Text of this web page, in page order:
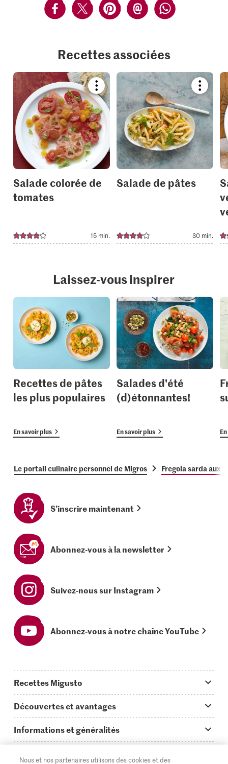
Recettes associées
Bookmark
recipe
or
add
it
to
your
collections.
Salade colorée de
tomates
15 min.
recipe
or
add
it
to
your
Salade de pâtes
30 min.
Laissez-vous inspirer
Recettes de pâtes
les plus populaires
En savoir plus
Salades d'été
(d)étonnantes!
En savoir plus
Le portail culinaire personnel de Migros Fregola sarda aux
S’inscrire maintenant
Abonnez-vous à la newsletter
Suivez-nous sur Instagram
Abonnez-vous à notre chaîne YouTube
Recettes Migusto
Idées de menus
Plats principaux
Découvertes et avantages
On en parle...
Informations et généralités
Questions concernant Migusto
Nous et nos partenaires utilisons des cookies et des